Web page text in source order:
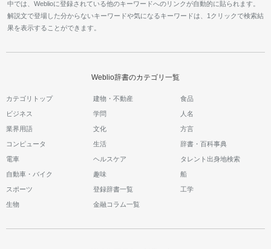
中では、Weblioに登録されている他のキーワードへのリンクが自動的に貼られます。
解説文で登場した分からないキーワードや気になるキーワードは、1クリックで検索結
果を表示することができます。
Weblio辞書のカテゴリ一覧
カテゴリトップ 建物・不動産 食品
ビジネス 学問 人名
業界用語 文化 方言
コンピュータ 生活 辞書・百科事典
電車 ヘルスケア タレント出身地検索
自動車・バイク 趣味 船
スポーツ 登録辞書一覧 工学
生物 金融コラム一覧